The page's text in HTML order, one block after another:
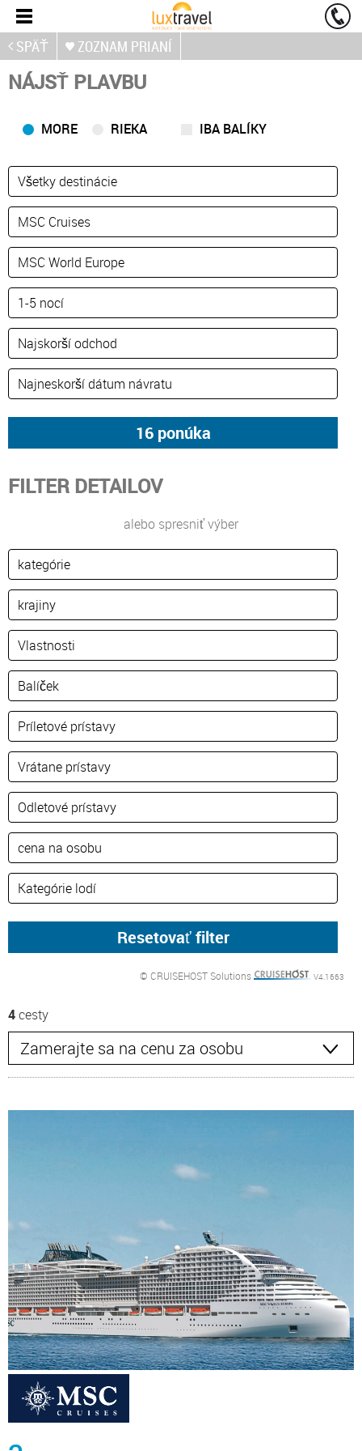
SPÄŤ ZOZNAM PRIANÍ
NÁJSŤ PLAVBU
MORE RIEKA IBA BALÍKY
FILTER DETAILOV
alebo spresniť výber
© CRUISEHOST Solutions V4.1663
4cesty